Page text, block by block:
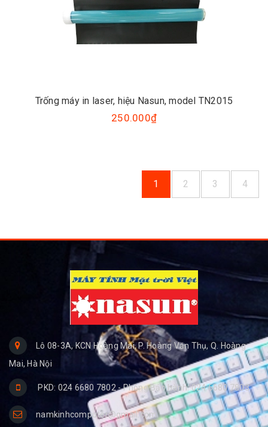
Trống máy in laser, hiệu Nasun, model TN2015
250.000₫
1 2 3 4
Lô 08-3A, KCN Hoàng Mai, P. Hoàng Văn Thụ, Q. Hoàng
Mai, Hà Nội
PKD: 024 6680 7802 - Phòng Bảo hành: 024 6680 7803
namkinhcomputer@gmail.com